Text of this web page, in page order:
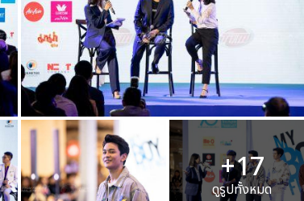
+17
ดูรูปทั้งหมด